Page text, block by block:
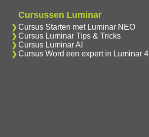
Cursussen Luminar
Cursus Starten met Luminar NEO
Cursus Luminar Tips & Tricks
Cursus Luminar AI
Cursus Word een expert in Luminar 4